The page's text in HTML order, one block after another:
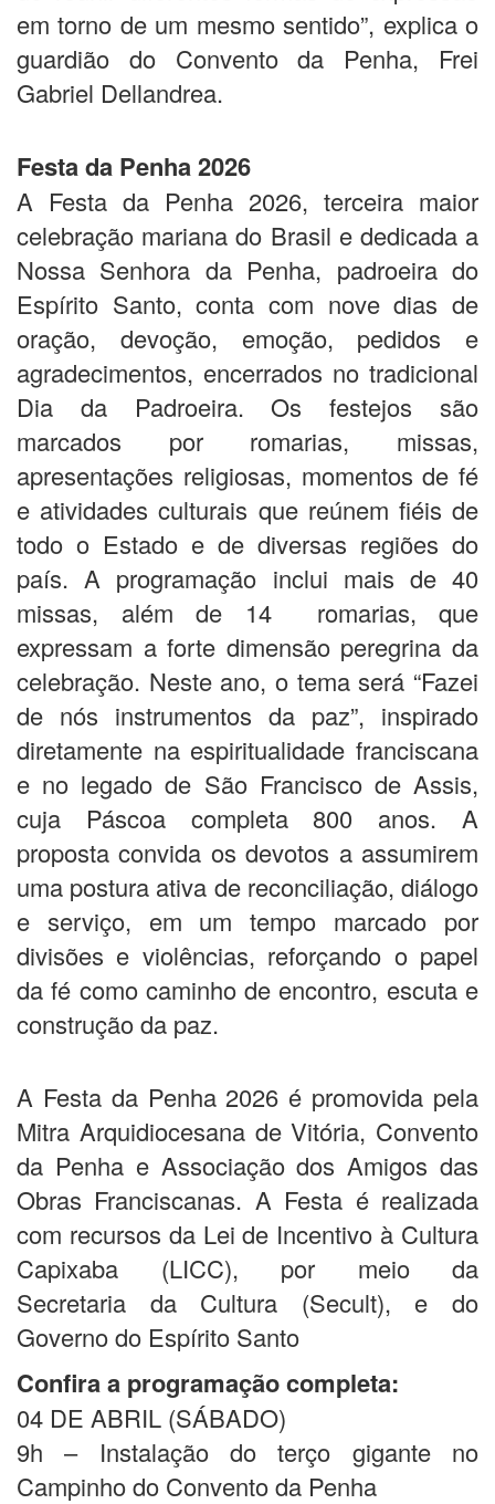
em torno de um mesmo sentido”, explica o
guardião do Convento da Penha, Frei
Gabriel Dellandrea.
Festa da Penha 2026
A Festa da Penha 2026, terceira maior
celebração mariana do Brasil e dedicada a
Nossa Senhora da Penha, padroeira do
Espírito Santo, conta com nove dias de
oração, devoção, emoção, pedidos e
agradecimentos, encerrados no tradicional
Dia da Padroeira. Os festejos são
marcados por romarias, missas,
apresentações religiosas, momentos de fé
e atividades culturais que reúnem fiéis de
todo o Estado e de diversas regiões do
país. A programação inclui mais de 40
missas, além de 14 romarias, que
expressam a forte dimensão peregrina da
celebração. Neste ano, o tema será “Fazei
de nós instrumentos da paz”, inspirado
diretamente na espiritualidade franciscana
e no legado de São Francisco de Assis,
cuja Páscoa completa 800 anos. A
proposta convida os devotos a assumirem
uma postura ativa de reconciliação, diálogo
e serviço, em um tempo marcado por
divisões e violências, reforçando o papel
da fé como caminho de encontro, escuta e
construção da paz.
A Festa da Penha 2026 é promovida pela
Mitra Arquidiocesana de Vitória, Convento
da Penha e Associação dos Amigos das
Obras Franciscanas. A Festa é realizada
com recursos da Lei de Incentivo à Cultura
Capixaba (LICC), por meio da
Secretaria da Cultura (Secult), e do
Governo do Espírito Santo
Confira a programação completa:
04 DE ABRIL (SÁBADO)
9h – Instalação do terço gigante no
Campinho do Convento da Penha